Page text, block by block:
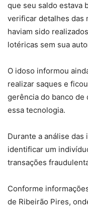
que seu saldo estava
verificar detalhes das
haviam sido
lotéricas sem sua
O idoso informou
realizar saques e
gerência do banco de
essa tecnologia.
Durante a análise
identificar um
transações
Conforme
de Ribeirão Pires,